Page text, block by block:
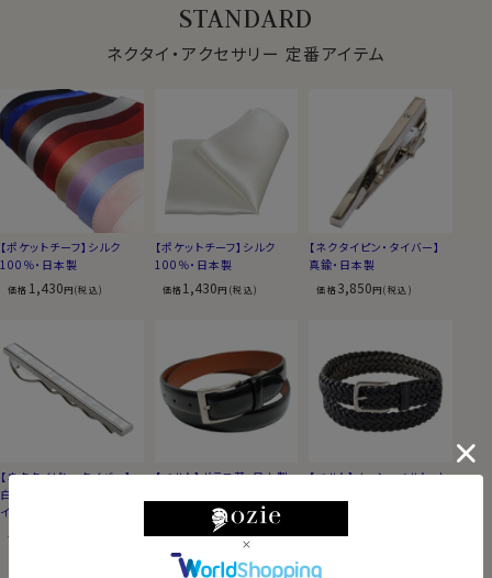
STANDARD
ネクタイ・アクセサリー 定番アイテム
【ポケットチーフ】シルク
100％・日本製
価格 1,430円(税込)
【ポケットチーフ】シルク
100％・日本製
価格1,430円(税込)
【ネクタイピン・タイバー】
真鍮・日本製
価格3,850円(税込)
【ネクタイピン・タイバー】
白蝶貝・サイモンカーター・
イギリス製
価格
【ベルト】ガラス革・日本製
価格9,350円(税込)
【ベルト】メッシュベルト・本